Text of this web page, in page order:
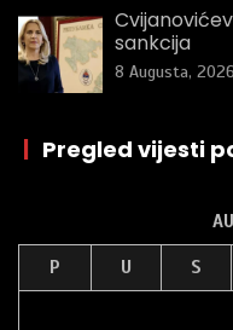
sankcija
8 Augusta, 2026
| Pregled vijesti
P U S